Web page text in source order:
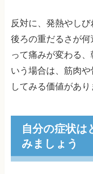
反対に、発熱やし
後ろの重だるさが
って痛みが変わる
いう場合は、筋肉
してみる価値があり
自分の症状
みましょう